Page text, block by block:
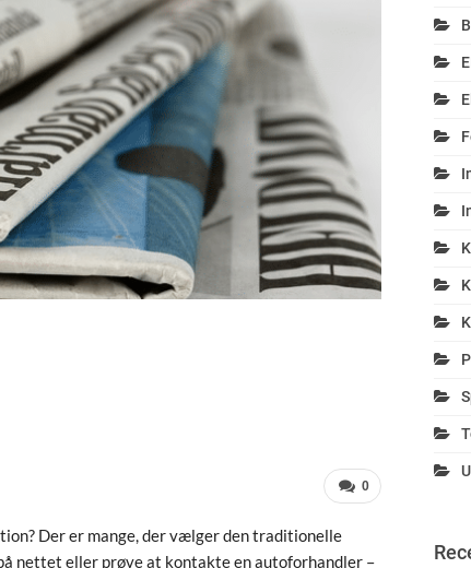
0
Der er mange, der vælger den traditionelle
nettet eller prøve at kontakte en autoforhandler –